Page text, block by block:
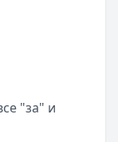
"за" и